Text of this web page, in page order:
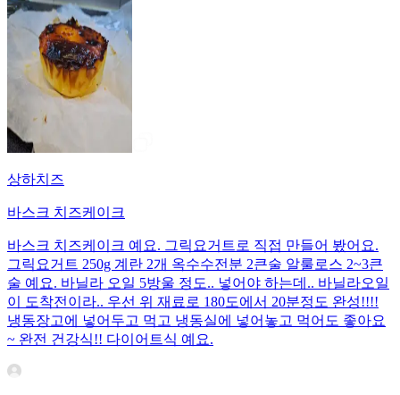
상하치즈
바스크 치즈케이크
바스크 치즈케이크 예요. 그릭요거트로 직접 만들어 봤어요.
그릭요거트 250g 계란 2개 옥수수전분 2큰술 알룰로스 2~3큰
술 예요. 바닐라 오일 5방울 정도.. 넣어야 하는데.. 바닐라오일
이 도착전이라.. 우선 위 재료로 180도에서 20분정도 완성!!!!
냉동장고에 넣어두고 먹고 냉동실에 넣어놓고 먹어도 좋아요
~ 완전 건강식!! 다이어트식 예요.